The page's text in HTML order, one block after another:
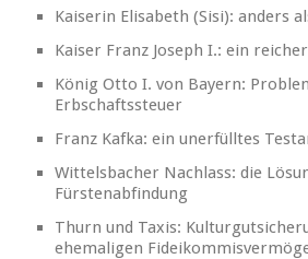
Kaiserin Elisabeth (Sisi): anders
Kaiser Franz Joseph I.: ein
König Otto I. von Bayern:
Erbschaftssteuer
Franz Kafka: ein unerfülltes
Wittelsbacher Nachlass: die
Fürstenabfindung
Thurn und Taxis:
ehemaligen